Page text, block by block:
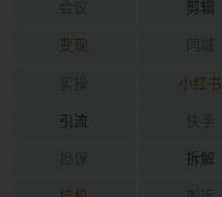
剪辑
变现
小红书
引流
拆解